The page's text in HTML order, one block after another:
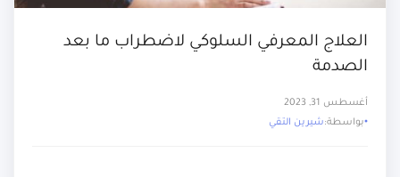
العلاج المعرفي السلوكي لاضطراب ما بعد
الصدمة
أغسطس 31, 2023
بواسطة:شيرين التقي